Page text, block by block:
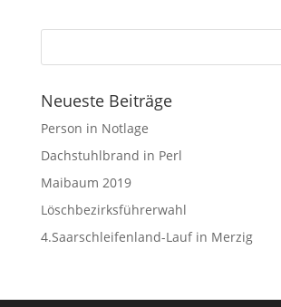
Neueste Beiträge
Person in Notlage
Dachstuhlbrand in Perl
Maibaum 2019
Löschbezirksführerwahl
4.Saarschleifenland-Lauf in Merzig